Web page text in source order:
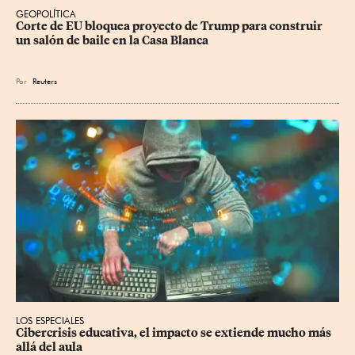
GEOPOLÍTICA
Corte de EU bloquea proyecto de Trump para construir
un salón de baile en la Casa Blanca
Por Reuters
LOS ESPECIALES
Cibercrisis educativa, el impacto se extiende mucho más
allá del aula